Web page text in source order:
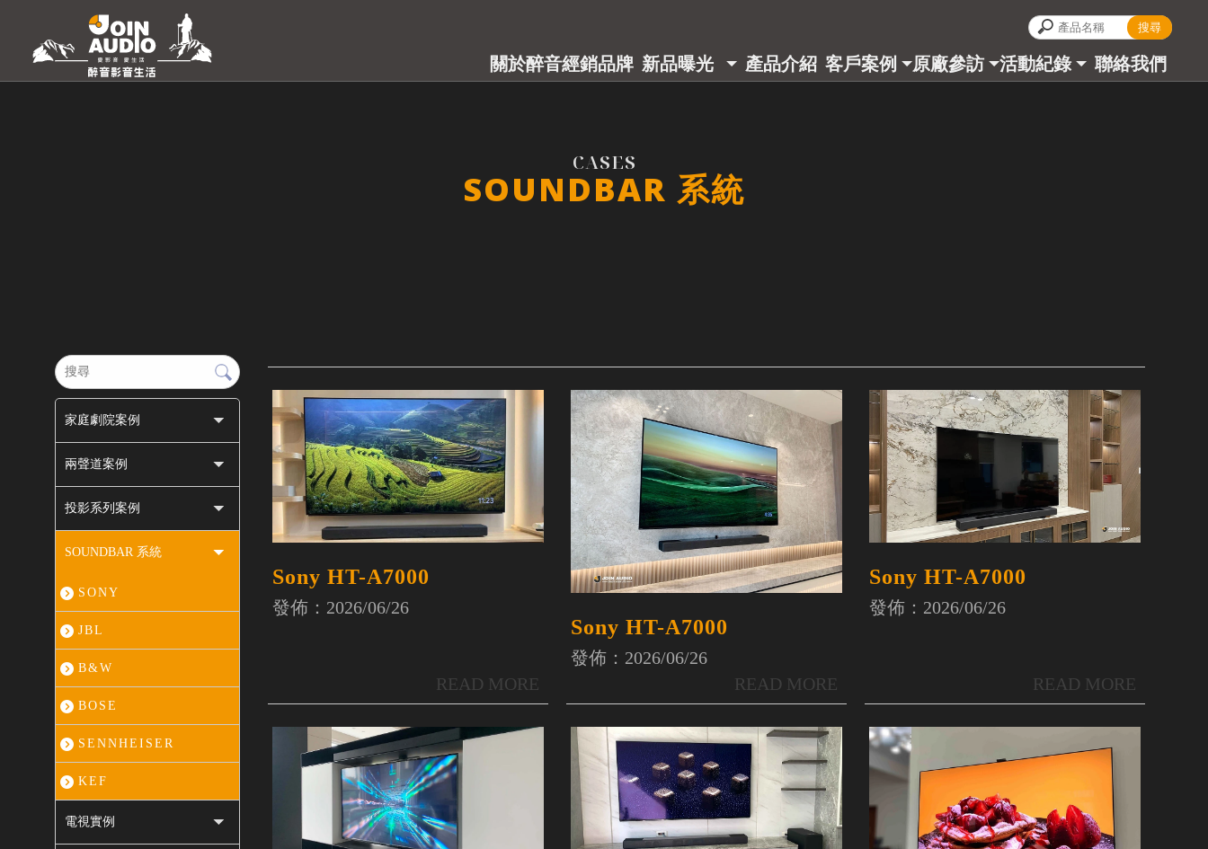
關於醉音經銷品牌 新品曝光 產品介紹 客戶案例 原廠參訪 活動紀錄 聯絡我們
SOUNDBAR 系統
家庭劇院案例
兩聲道案例
投影系列案例
SOUNDBAR 系統
SONY
JBL
B&W
BOSE
SENNHEISER
KEF
電視實例
Sony HT-A7000
發佈：2026/06/26
Sony HT-A7000
發佈：2026/06/26
Sony HT-A7000
發佈：2026/06/26